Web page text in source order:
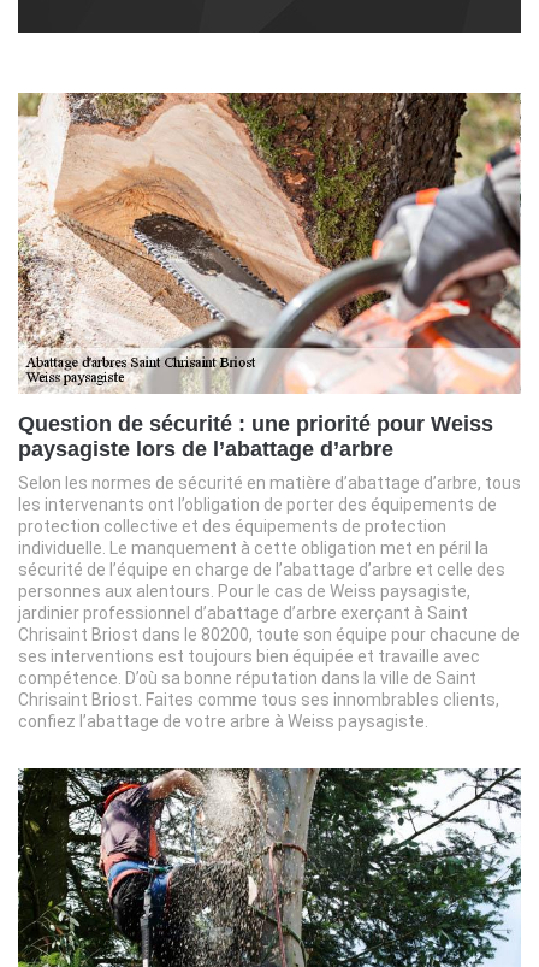
Question de sécurité : une priorité pour Weiss
paysagiste lors de l’abattage d’arbre
Selon les normes de sécurité en matière d’abattage d’arbre, tous
les intervenants ont l’obligation de porter des équipements de
protection collective et des équipements de protection
individuelle. Le manquement à cette obligation met en péril la
sécurité de l’équipe en charge de l’abattage d’arbre et celle des
personnes aux alentours. Pour le cas de Weiss paysagiste,
jardinier professionnel d’abattage d’arbre exerçant à Saint
Chrisaint Briost dans le 80200, toute son équipe pour chacune de
ses interventions est toujours bien équipée et travaille avec
compétence. D’où sa bonne réputation dans la ville de Saint
Chrisaint Briost. Faites comme tous ses innombrables clients,
confiez l’abattage de votre arbre à Weiss paysagiste.